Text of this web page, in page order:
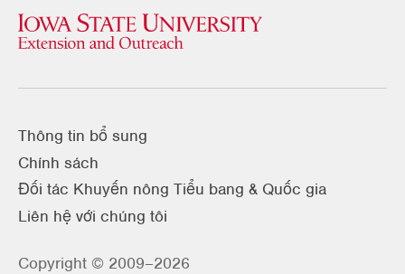
Thông tin bổ sung
Chính sách
Đối tác Khuyến nông Tiểu bang & Quốc gia
Liên hệ với chúng tôi
Copyright © 2009–2026